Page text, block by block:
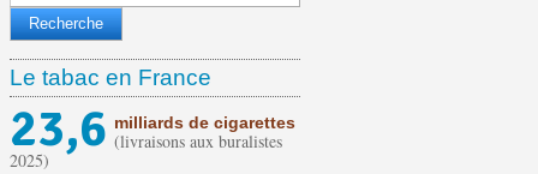
Le tabac en France
23,6 milliards de cigarettes
(livraisons aux buralistes
2025)